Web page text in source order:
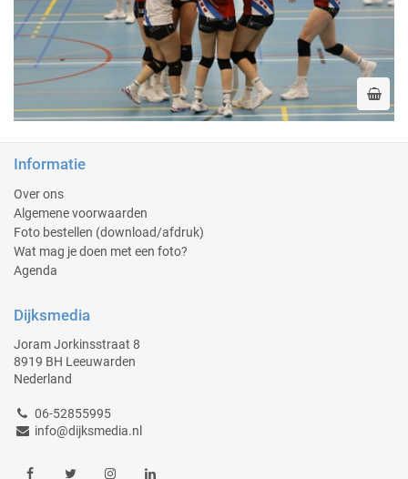
Informatie
Over ons
Algemene voorwaarden
Foto bestellen (download/afdruk)
Wat mag je doen met een foto?
Agenda
Dijksmedia
Joram Jorkinsstraat 8
8919 BH Leeuwarden
Nederland
06-52855995
info@dijksmedia.nl